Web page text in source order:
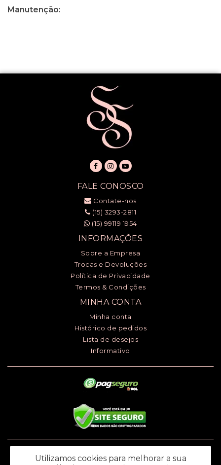
Manutenção:
FALE CONOSCO
Contate-nos
(15) 3293-2811
(15) 99119 1954
INFORMAÇÕES
Sobre a Empresa
Trocas e Devoluções
Política de Privacidade
Termos & Condições
MINHA CONTA
Minha conta
Histórico de pedidos
Lista de desejos
Informativo
669.979.145.118
Utilizamos cookies para melhorar a sua